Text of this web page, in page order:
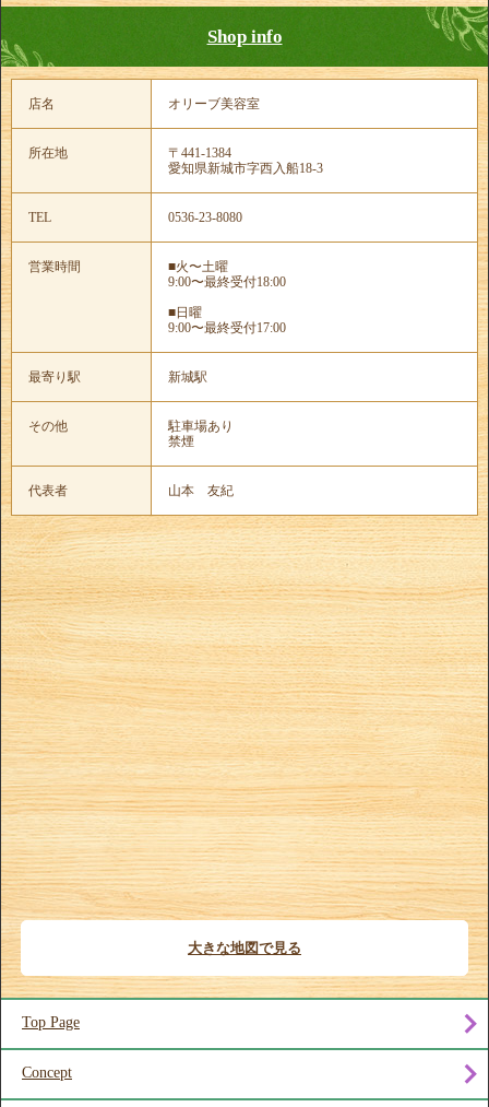
Shop info
店名 オリーブ美容室
所在地
〒441-1384
愛知県新城市字西入船18-3
TEL 0536-23-8080
営業時間
■火〜土曜
9:00〜最終受付18:00
■日曜
9:00〜最終受付17:00
最寄り駅 新城駅
その他
駐車場あり
禁煙
代表者 山本 友紀
大きな地図で見る
Top Page
Concept